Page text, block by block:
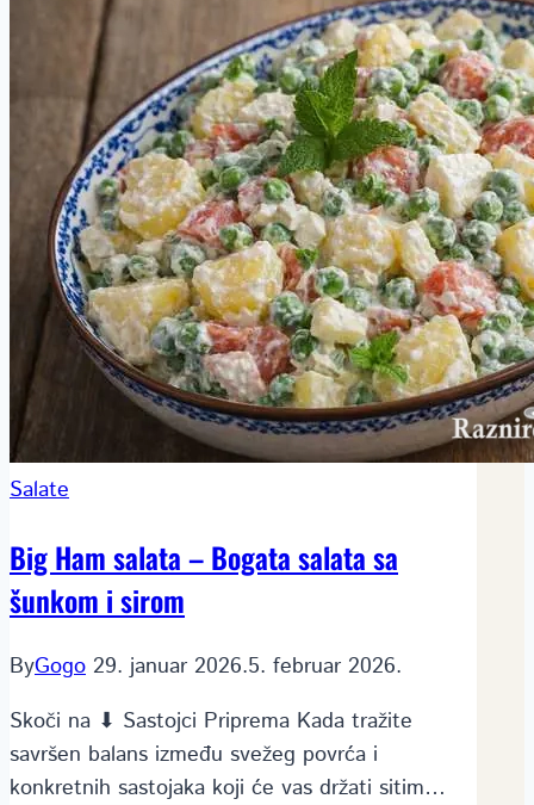
Salate
Big Ham salata – Bogata salata sa
šunkom i sirom
ByGogo 29. januar 2026.5. februar 2026.
Skoči na ⬇ Sastojci Priprema Kada tražite
savršen balans između svežeg povrća i
konkretnih sastojaka koji će vas držati sitim…